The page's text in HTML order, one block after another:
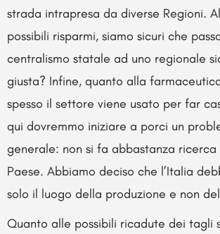
strada intrapresa da diverse Regioni.
possibili risparmi, siamo sicuri che
centralismo statale ad uno regionale
giusta? Infine, quanto alla
spesso il settore viene usato per far
qui dovremmo iniziare a porci un
generale: non si fa abbastanza ricerca
Paese. Abbiamo deciso che l’Italia
solo il luogo della produzione e non
Quanto alle possibili ricadute dei tagli